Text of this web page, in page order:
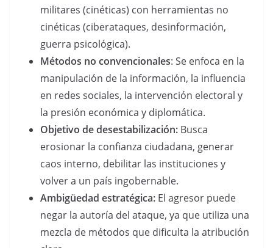
militares (cinéticas) con herramientas no
cinéticas (ciberataques, desinformación,
guerra psicológica).
Métodos no convencionales: Se enfoca en la
manipulación de la información, la influencia
en redes sociales, la intervención electoral y
la presión económica y diplomática.
Objetivo de desestabilización: Busca
erosionar la confianza ciudadana, generar
caos interno, debilitar las instituciones y
volver a un país ingobernable.
Ambigüedad estratégica: El agresor puede
negar la autoría del ataque, ya que utiliza una
mezcla de métodos que dificulta la atribución